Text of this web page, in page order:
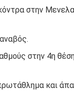
Hackathon που
της
στην
στην 4η
και